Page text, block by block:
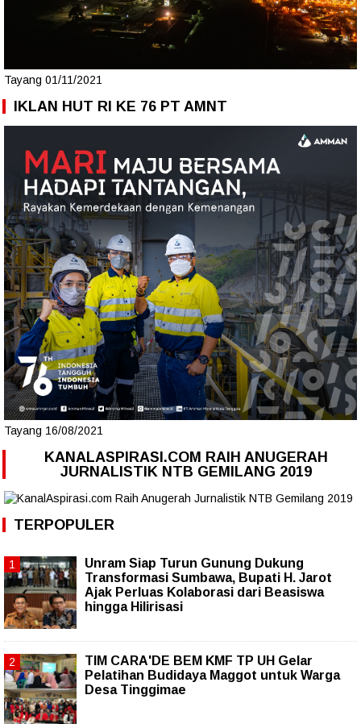
Tayang 01/11/2021
IKLAN HUT RI KE 76 PT AMNT
Tayang 16/08/2021
KANALASPIRASI.COM RAIH ANUGERAH
JURNALISTIK NTB GEMILANG 2019
TERPOPULER
Unram Siap Turun Gunung Dukung
Transformasi Sumbawa, Bupati H. Jarot
Ajak Perluas Kolaborasi dari Beasiswa
hingga Hilirisasi
TIM CARA'DE BEM KMF TP UH Gelar
Pelatihan Budidaya Maggot untuk Warga
Desa Tinggimae